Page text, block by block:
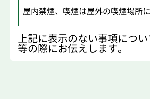
屋内禁煙、喫煙は屋外の喫煙場所
上記に表示のない事項につ
等の際にお伝えします。